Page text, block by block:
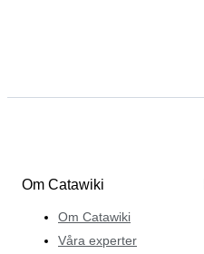
Om Catawiki
Om Catawiki
Våra experter